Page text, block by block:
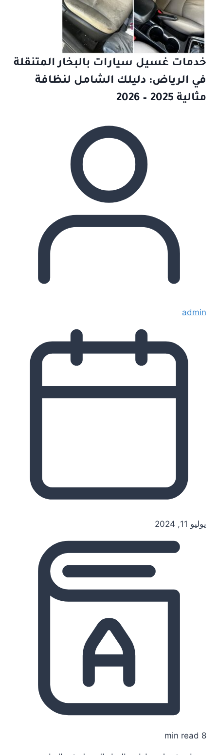
خدمات غسيل سيارات بالبخار المتنقلة
في الرياض: دليلك الشامل لنظافة
مثالية 2025 – 2026
admin
يوليو 11, 2024
8 min read